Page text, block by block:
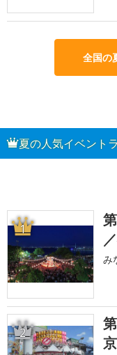
全国の
夏の人気イベント
1
み
2